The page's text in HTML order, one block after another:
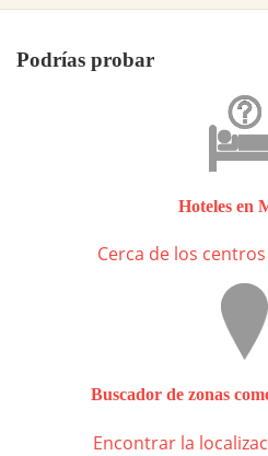
Podrías probar
Hoteles en
Cerca de los
Buscador de zonas
Encontrar la